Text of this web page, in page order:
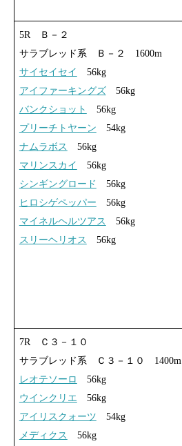
5R Ｂ－２
サラブレッド系 Ｂ－２ 1600m
サイセイセイ
56kg
アイファーキングズ56kg
バンクショット
56kg
プリーチトヤーン 54kg
ナムラボス
56kg
マリンスカイ
56kg
シンギングロード
56kg
ヒロシゲペッパー 56kg
マイネルヘルツアス
56kg
スリーヘリオス
56kg
7R Ｃ３－１０
サラブレッド系 Ｃ３－１０ 1400m
レオテソーロ
56kg
ウインクリエ 56kg
アイリスクォーツ 54kg
メディクス
56kg